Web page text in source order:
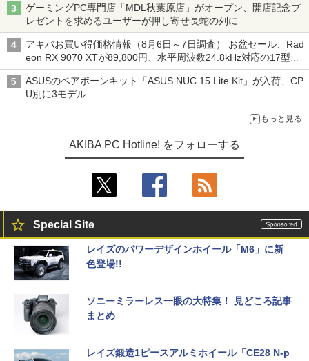
ゲーミングPC専門店「MDL秋葉原店」がオープン、開店記念プ
レゼントを求めるユーザーが押し寄せ長蛇の列に
アキバお買い得価格情報（8月6日～7日調査） お盆セール、Rad
eon RX 9070 XTが89,800円、水平周波数24.8kHz対応の17型モ
ニターが9,801円、暑さ指数連動セール ほか
ASUSのベアボーンキット「ASUS NUC 15 Lite Kit」が入荷、CP
U別に3モデル
もっと見る
AKIBA PC Hotline! をフォローする
Special Site
レイズのパワーデザインホイール「M6」に新
色登場!!
ソニーミラーレス一眼の大特集！ 見どころ記事
まとめ
レイズ鍛造1ピースアルミホイール「CE28 N-p